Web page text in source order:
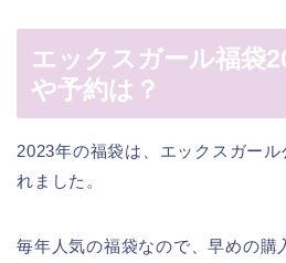
エックスガール福袋
や予約は？
2023年の福袋は、エックスガー
れました。
毎年人気の福袋なので、早めの購